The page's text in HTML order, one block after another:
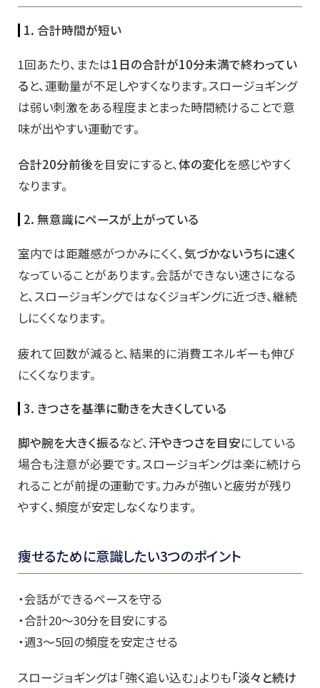
1. 合計時間が短い
1回あたり、または1日の合計が10分未満で終わってい
ると、運動量が不足しやすくなります。スロージョギング
は弱い刺激をある程度まとまった時間続けることで意
味が出やすい運動です。
合計20分前後を目安にすると、体の変化を感じやすく
なります。
2. 無意識にペースが上がっている
室内では距離感がつかみにくく、気づかないうちに速く
なっていることがあります。会話ができない速さになる
と、スロージョギングではなくジョギングに近づき、継続
しにくくなります。
疲れて回数が減ると、結果的に消費エネルギーも伸び
にくくなります。
3. きつさを基準に動きを大きくしている
脚や腕を大きく振るなど、汗やきつさを目安にしている
場合も注意が必要です。スロージョギングは楽に続けら
れることが前提の運動です。力みが強いと疲労が残り
やすく、頻度が安定しなくなります。
痩せるために意識したい3つのポイント
・会話ができるペースを守る
・合計20〜30分を目安にする
・週3〜5回の頻度を安定させる
スロージョギングは「強く追い込む」よりも「淡々と続け